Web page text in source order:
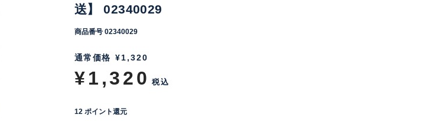
送】 02340029
商品番号 02340029
通常価格 ¥1,320
¥1,320 税込
12 ポイント還元